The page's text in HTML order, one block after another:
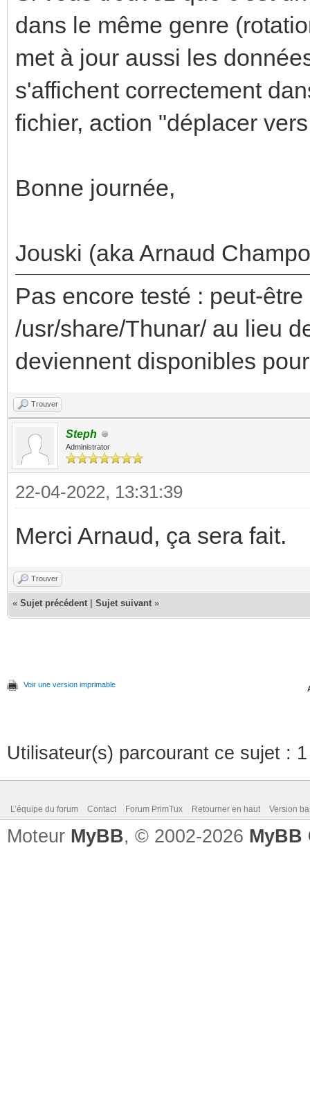
dans le même genre
met à jour aussi les
s'affichent correctement
fichier, action "déplacer
Bonne journée,
Jouski (aka Arnaud
Pas encore testé : peut-
/usr/share/Thunar/ au lieu
deviennent disponibles
Trouver
Steph
Administrator
22-04-2022, 13:31:39
Merci Arnaud, ça sera fait.
Trouver
« Sujet précédent Sujet suivant »
Voir une version imprimable
Utilisateur(s) parcourant ce sujet :
L’équipe du forum Contact Forum PrimTux Retourner en haut Version
Moteur MyBB, © 2002-2026 MyBB